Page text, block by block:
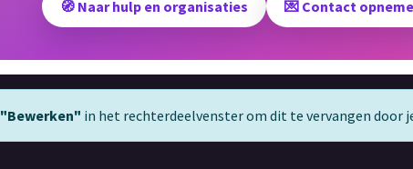
🧭 Naar hulp en organisaties 💌 Contact
"Bewerken" in het rechterdeelvenster om dit te vervangen door